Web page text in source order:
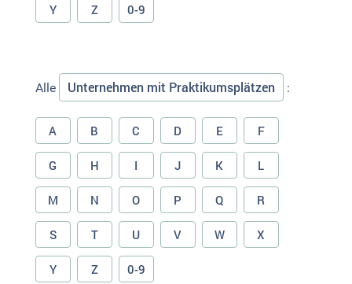
Y Z 0-9
Alle Unternehmen mit Praktikumsplätzen :
A B C D E F
G H I J K L
M N O P Q R
S T U V W X
Y Z 0-9